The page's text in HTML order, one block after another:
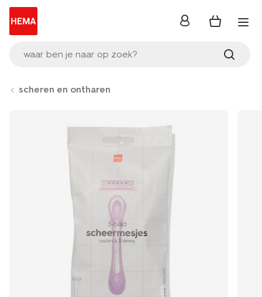
waar ben je naar op zoek?
inloggen
scheren en ontharen